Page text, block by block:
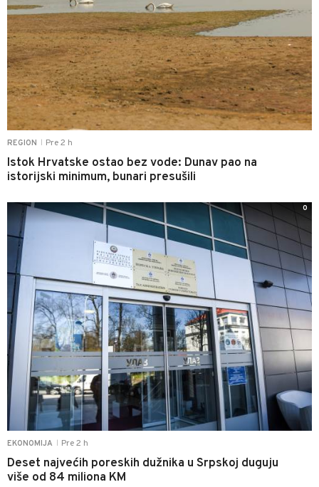
REGION Pre 2 h
Istok Hrvatske ostao bez vode: Dunav pao na
istorijski minimum, bunari presušili
EKONOMIJA Pre 2 h
Deset najvećih poreskih dužnika u Srpskoj duguju
više od 84 miliona KM
0